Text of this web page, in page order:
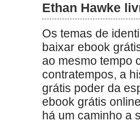
Ethan Hawke
Os temas de
baixar ebook
ao mesmo tempo
contratempos, a
grátis poder da
ebook grátis
há um caminho a